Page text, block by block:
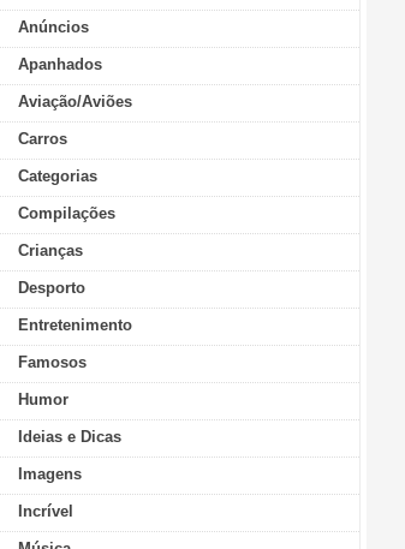
Anúncios
Apanhados
Aviação/Aviões
Carros
Categorias
Compilações
Crianças
Desporto
Entretenimento
Famosos
Humor
Ideias e Dicas
Imagens
Incrível